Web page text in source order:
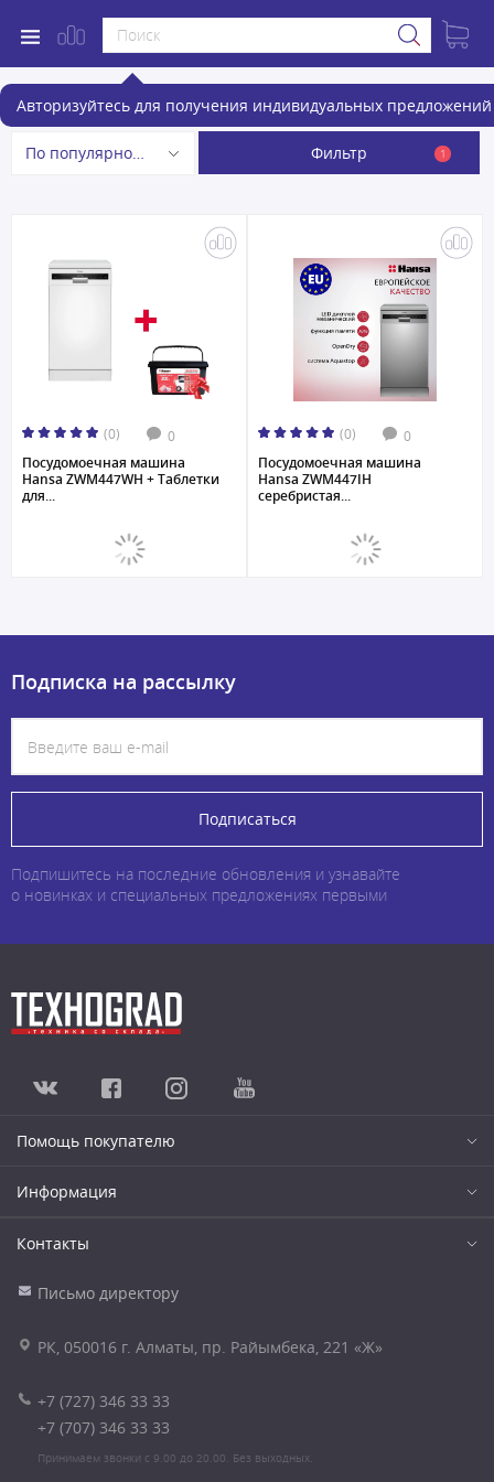
Авторизуйтесь для получения индивидуальных предложений
Посудомоечные машины
По популярности Фильтр 1
(0) 0
Посудомоечная машина
Hansa ZWM447WH + Таблетки
для...
(0) 0
Посудомоечная машина
Hansa ZWM447IH
серебристая...
Подписка на рассылку
Подписаться
Подпишитесь на последние обновления и узнавайте
о новинках и специальных предложениях первыми
Помощь покупателю
Информация
Контакты
Письмо директору
РК, 050016 г. Алматы, пр. Райымбека, 221 «Ж»
+7 (727) 346 33 33
+7 (707) 346 33 33
Принимаем звонки с 9.00 до 20.00. Без выходных.